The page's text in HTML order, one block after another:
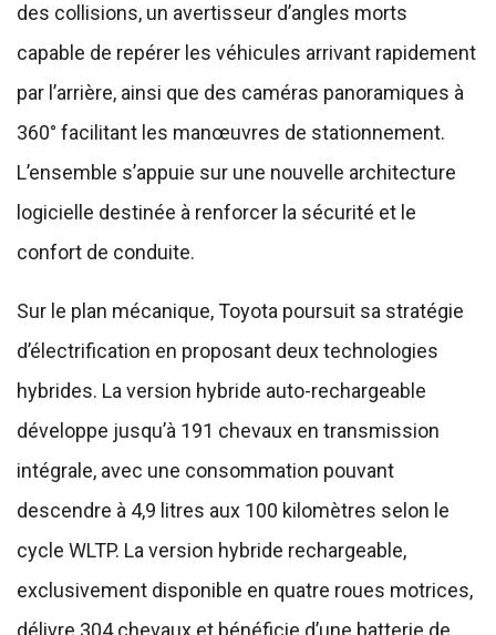
des collisions, un avertisseur d’angles morts
capable de repérer les véhicules arrivant rapidement
par l’arrière, ainsi que des caméras panoramiques à
360° facilitant les manœuvres de stationnement.
L’ensemble s’appuie sur une nouvelle architecture
logicielle destinée à renforcer la sécurité et le
confort de conduite.
Sur le plan mécanique, Toyota poursuit sa stratégie
d’électrification en proposant deux technologies
hybrides. La version hybride auto-rechargeable
développe jusqu’à 191 chevaux en transmission
intégrale, avec une consommation pouvant
descendre à 4,9 litres aux 100 kilomètres selon le
cycle WLTP. La version hybride rechargeable,
exclusivement disponible en quatre roues motrices,